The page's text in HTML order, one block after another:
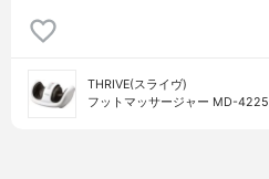
THRIVE(スライヴ)
フットマッサージャー MD-4225